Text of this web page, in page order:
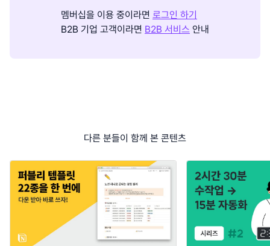
멤버십을 이용 중이라면 로그인 하기
B2B 기업 고객이라면 B2B 서비스 안내
다른 분들이 함께 본 콘텐츠